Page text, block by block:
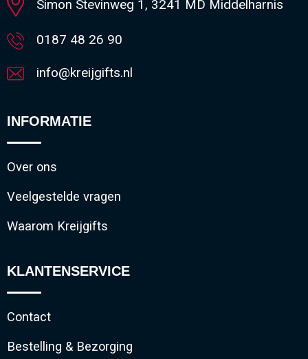
Simon Stevinweg 1, 3241 MD Middelharnis
0187 48 26 90
info@kreijgifts.nl
INFORMATIE
Over ons
Veelgestelde vragen
Waarom Kreijgifts
KLANTENSERVICE
Contact
Bestelling & Bezorging